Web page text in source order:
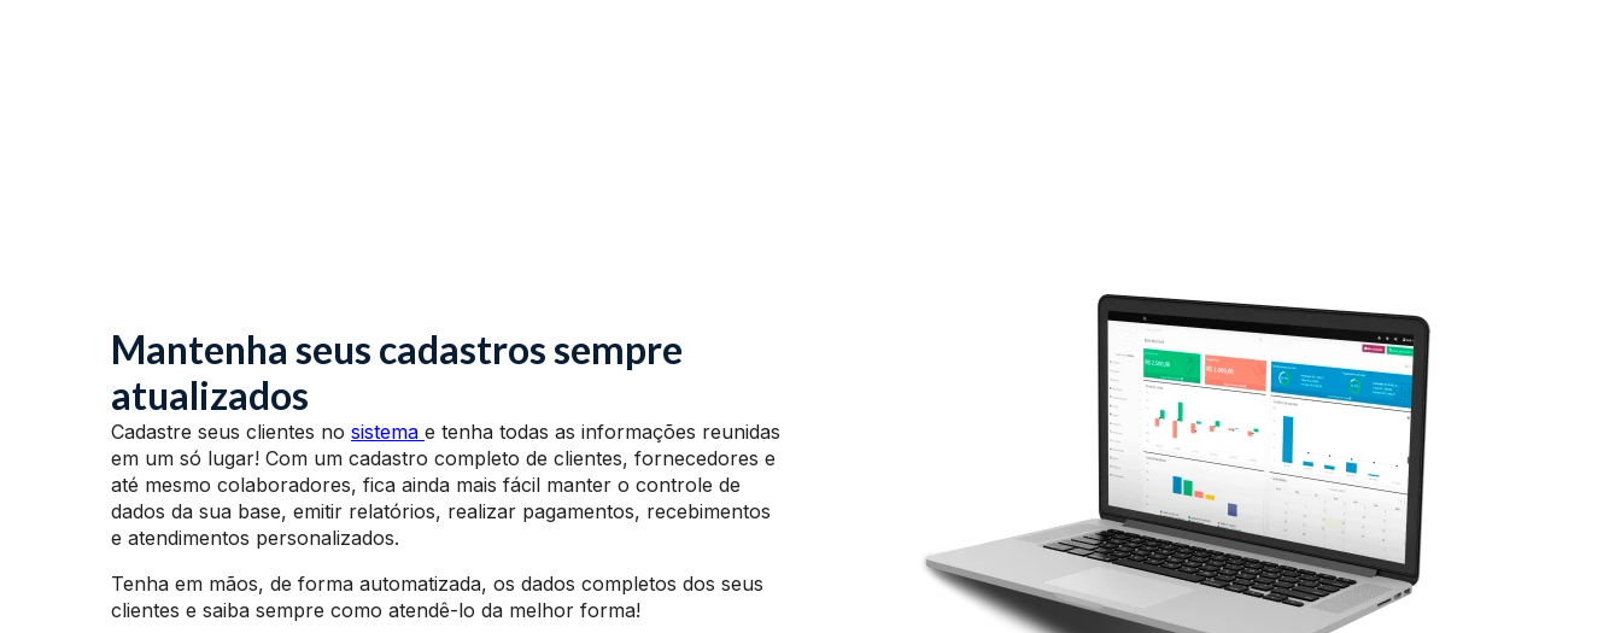
Mantenha seus cadastros sempre
atualizados
Cadastre seus clientes no sistema e tenha todas as informações reunidas
em um só lugar! Com um cadastro completo de clientes, fornecedores e
até mesmo colaboradores, fica ainda mais fácil manter o controle de
dados da sua base, emitir relatórios, realizar pagamentos, recebimentos
e atendimentos personalizados.
Tenha em mãos, de forma automatizada, os dados completos dos seus
clientes e saiba sempre como atendê-lo da melhor forma!